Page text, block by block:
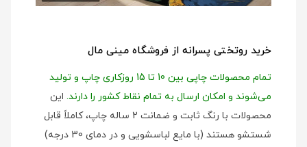
خرید روتختی پسرانه از فروشگاه مینی مال
تمام محصولات چاپی بین 10 تا 15 روزکاری چاپ و تولید
می‌شوند و امکان ارسال به تمام نقاط کشور را دارند. این
محصولات با رنگ ثابت و ضمانت 2 ساله چاپ، کاملاً قابل
شستشو هستند (با مایع لباسشویی و در دمای 30 درجه)